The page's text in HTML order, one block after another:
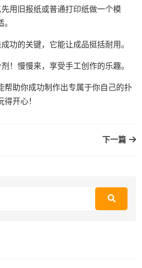
用旧报纸或普通打印纸做一个模
功的关键，它能让成品挺括耐用。
！慢慢来，享受手工创作的乐趣。
帮助你成功制作出专属于你自己的扑
开心！
下一篇